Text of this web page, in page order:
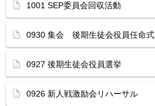
1001 SEP委員会回収活動
0930 集会 後期生徒会役員任命式
0927 後期生徒会役員選挙
0926 新人戦激励会リハーサル